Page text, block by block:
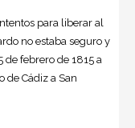
para liberar al
no estaba seguro y
febrero de 1815 a
de Cádiz a San